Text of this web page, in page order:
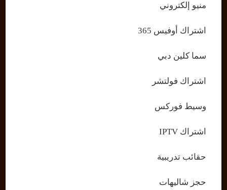
منيو إلكتروني
اشتراك أوفيس 365
سما كلين دبي
اشتراك فولتشر
وسيط فوركس
اشتراك IPTV
حقائب تدريبية
حجز شاليهات